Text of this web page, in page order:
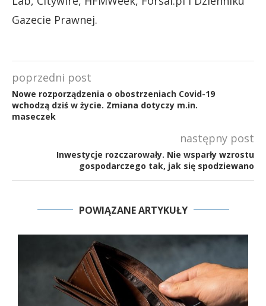
Gazecie Prawnej.
poprzedni post
Nowe rozporządzenia o obostrzeniach Covid-19
wchodzą dziś w życie. Zmiana dotyczy m.in.
maseczek
następny post
Inwestycje rozczarowały. Nie wsparły wzrostu
gospodarczego tak, jak się spodziewano
POWIĄZANE ARTYKUŁY